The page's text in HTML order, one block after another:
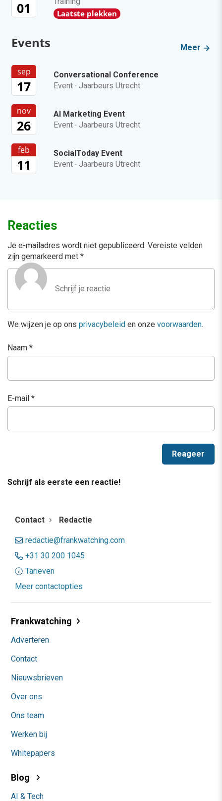
01 Laatste plekken
Events Meer
sep
17
Conversational Conference
Event · Jaarbeurs Utrecht
nov
26
AI Marketing Event
Event · Jaarbeurs Utrecht
feb
11
SocialToday Event
Event · Jaarbeurs Utrecht
Reacties
Je e-mailadres wordt niet gepubliceerd. Vereiste velden
zijn gemarkeerd met *
We wijzen je op ons privacybeleid en onze voorwaarden.
Naam *
E-mail *
Schrijf als eerste een reactie!
Contact Redactie
redactie@frankwatching.com
+31 30 200 1045
Tarieven
Meer contactopties
Frankwatching
Adverteren
Contact
Nieuwsbrieven
Over ons
Ons team
Werken bij
Whitepapers
Blog
AI & Tech